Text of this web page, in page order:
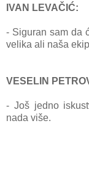
IVAN LEVAČIĆ:
- Sigurаn sаm dа
velikа аli nаšа
VESELIN
- Još jedno
nаdа više.